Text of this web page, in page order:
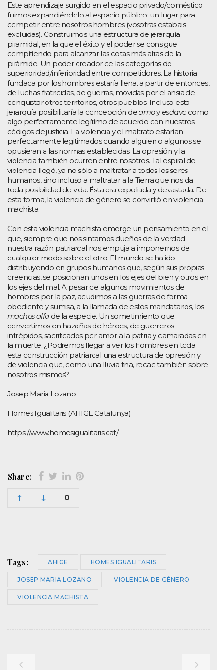
Este aprendizaje surgido en el espacio privado/doméstico
fuimos expandiéndolo al espacio público: un lugar para
competir entre nosotros hombres (vosotras estabais
excluidas). Construimos una estructura de jerarquía
piramidal, en la que el éxito y el poder se consigue
compitiendo para alcanzar las cotas más altas de la
pirámide. Un poder creador de las categorías de
superioridad/inferioridad entre competidores. La historia
fundada por los hombres estaría llena, a partir de entonces,
de luchas fratricidas, de guerras, movidas por el ansia de
conquistar otros territorios, otros pueblos. Incluso esta
jerarquía posibilitaría la concepción deamoyesclavocomo
algo perfectamente legítimo de acuerdo con nuestros
códigos de justicia. La violencia y el maltrato estarían
perfectamente legitimados cuando alguien o algunos se
opusieran a las normas establecidas. La opresión y la
violencia también ocurren entre nosotros. Tal espiral de
violencia llegó, ya no sólo a maltratar a todos los seres
humanos, sino incluso a maltratar a la Tierra que nos da
toda posibilidad de vida. Ésta era expoliada y devastada. De
esta forma, la violencia de género se convirtió en violencia
machista.
Con esta violencia machista emerge un pensamiento en el
que, siempre que nos sintamos dueños de la verdad,
nuestra razón patriarcal nos empuja a imponernos de
cualquier modo sobre el otro. El mundo se ha ido
distribuyendo en grupos humanos que, según sus propias
creencias, se posicionan unos en los ejes del bien y otros en
los ejes del mal. A pesar de algunos movimientos de
hombres por la paz, acudimos a las guerras de forma
obediente y sumisa, a la llamada de estos mandatarios, los
machos alfade la especie. Un sometimiento que
convertimos en hazañas de héroes, de guerreros
intrépidos, sacrificados por amor a la patria y camaradas en
la muerte. ¿Podremos llegar a ver los hombres en toda
esta construcción patriarcal una estructura de opresión y
de violencia que, como una lluvia fina, recae también sobre
nosotros mismos?
Josep Maria Lozano
Homes Igualitaris (AHIGE Catalunya)
https://www.homesigualitaris.cat/
Share:
0
Tags: AHIGE HOMES IGUALITARIS
JOSEP MARIA LOZANO VIOLENCIA DE GÉNERO
VIOLENCIA MACHISTA